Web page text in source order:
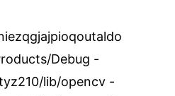
Debug -
lib/opencv -